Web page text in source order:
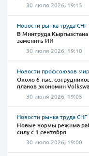
30 июля 2026, 19:15
Новости рынка труда
В Минтруда
заменить ИИ
30 июля 2026, 19:10
Новости профсоюзов
Около 6 тыс.
планов экономии
30 июля 2026, 19:05
Новости рынка труда
Новые нормы режима
силу с 1 сентября
30 июля 2026, 19:00